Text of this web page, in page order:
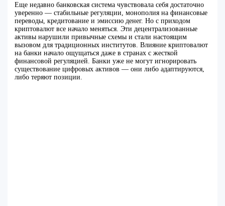
Еще недавно банковская система чувствовала себя достаточно
уверенно — стабильные регуляции, монополия на финансовые
переводы, кредитование и эмиссию денег. Но с приходом
криптовалют все начало меняться. Эти децентрализованные
активы нарушили привычные схемы и стали настоящим
вызовом для традиционных институтов. Влияние криптовалют
на банки начало ощущаться даже в странах с жесткой
финансовой регуляцией. Банки уже не могут игнорировать
существование цифровых активов — они либо адаптируются,
либо теряют позиции.